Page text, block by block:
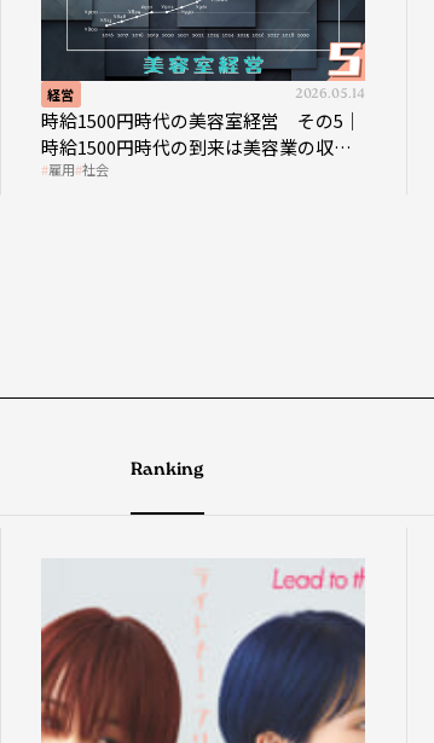
経営 2026.05.14
時給1500円時代の美容室経営 その5｜
時給1500円時代の到来は美容業の収益
構造を見直す契機
雇用 社会
Ranking